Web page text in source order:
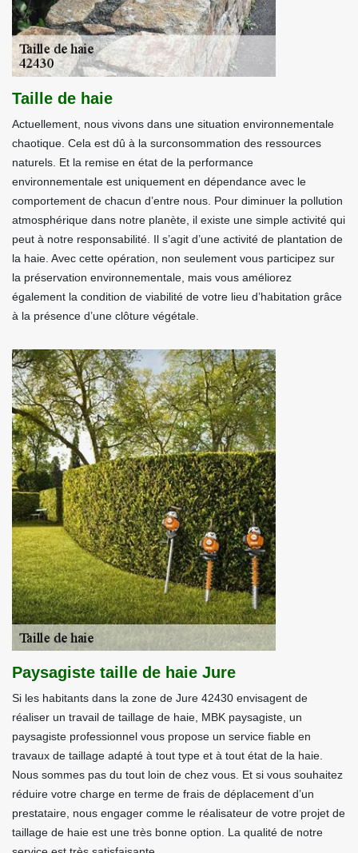
Taille de haie
Actuellement, nous vivons dans une situation environnementale
chaotique. Cela est dû à la surconsommation des ressources
naturels. Et la remise en état de la performance
environnementale est uniquement en dépendance avec le
comportement de chacun d’entre nous. Pour diminuer la pollution
atmosphérique dans notre planète, il existe une simple activité qui
peut à notre responsabilité. Il s’agit d’une activité de plantation de
la haie. Avec cette opération, non seulement vous participez sur
la préservation environnementale, mais vous améliorez
également la condition de viabilité de votre lieu d’habitation grâce
à la présence d’une clôture végétale.
Paysagiste taille de haie Jure
Si les habitants dans la zone de Jure 42430 envisagent de
réaliser un travail de taillage de haie, MBK paysagiste, un
paysagiste professionnel vous propose un service fiable en
travaux de taillage adapté à tout type et à tout état de la haie.
Nous sommes pas du tout loin de chez vous. Et si vous souhaitez
réduire votre charge en terme de frais de déplacement d’un
prestataire, nous engager comme le réalisateur de votre projet de
taillage de haie est une très bonne option. La qualité de notre